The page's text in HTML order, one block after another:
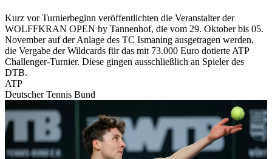
Kurz vor Turnierbeginn veröffentlichten die Veranstalter der
WOLFFKRAN OPEN by Tannenhof, die vom 29. Oktober bis 05.
November auf der Anlage des TC Ismaning ausgetragen werden,
die Vergabe der Wildcards für das mit 73.000 Euro dotierte ATP
Challenger-Turnier. Diese gingen ausschließlich an Spieler des
DTB.
ATP
Deutscher Tennis Bund